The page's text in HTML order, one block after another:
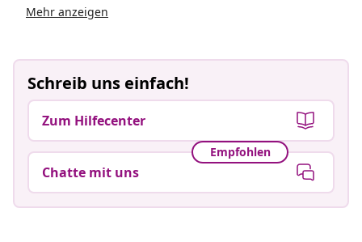
Mehr anzeigen
Schreib uns einfach!
Zum Hilfecenter
Empfohlen
Chatte mit uns